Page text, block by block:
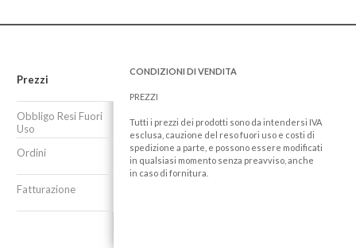
Prezzi
Obbligo Resi Fuori
Uso
Ordini
Fatturazione
CONDIZIONI DI VENDITA
PREZZI
Tutti i prezzi dei prodotti sono da intendersi IVA
esclusa, cauzione del reso fuori uso e costi di
spedizione a parte, e possono essere modificati
in qualsiasi momento senza preavviso, anche
in caso di fornitura.